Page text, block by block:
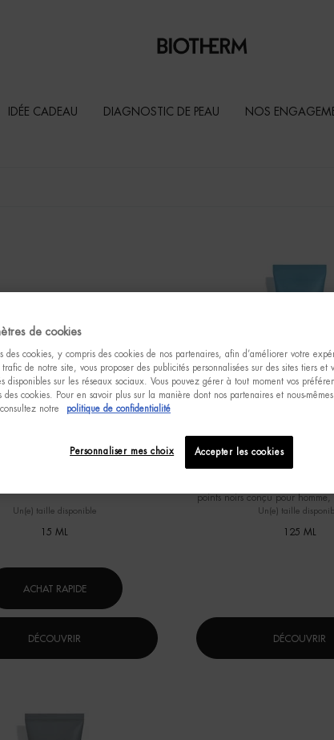
IDÉE CADEAU DIAGNOSTIC DE PEAU NOS
SUPREME SÉRUM YEUX ANTI-
Un(e) taille disponible
15 ML
ACHAT RAPIDE
DÉCOUVRIR
T-PUR ADVANCED
points noirs conçu pour homme,
l'APG, des acides aminés
Un(e) taille
125 ML
DÉCOUVRIR
de cookies
des cookies, y compris des cookies de nos partenaires, afin d’améliorer votre
trafic de notre site, vous proposer des publicités personnalisées sur des sites tiers et
disponibles sur les réseaux sociaux. Vous pouvez gérer à tout moment vos
des cookies. Pour en savoir plus sur la manière dont nos partenaires et nous-
notre
politique de confidentialité
Accepter les cookies
Personnaliser mes choix